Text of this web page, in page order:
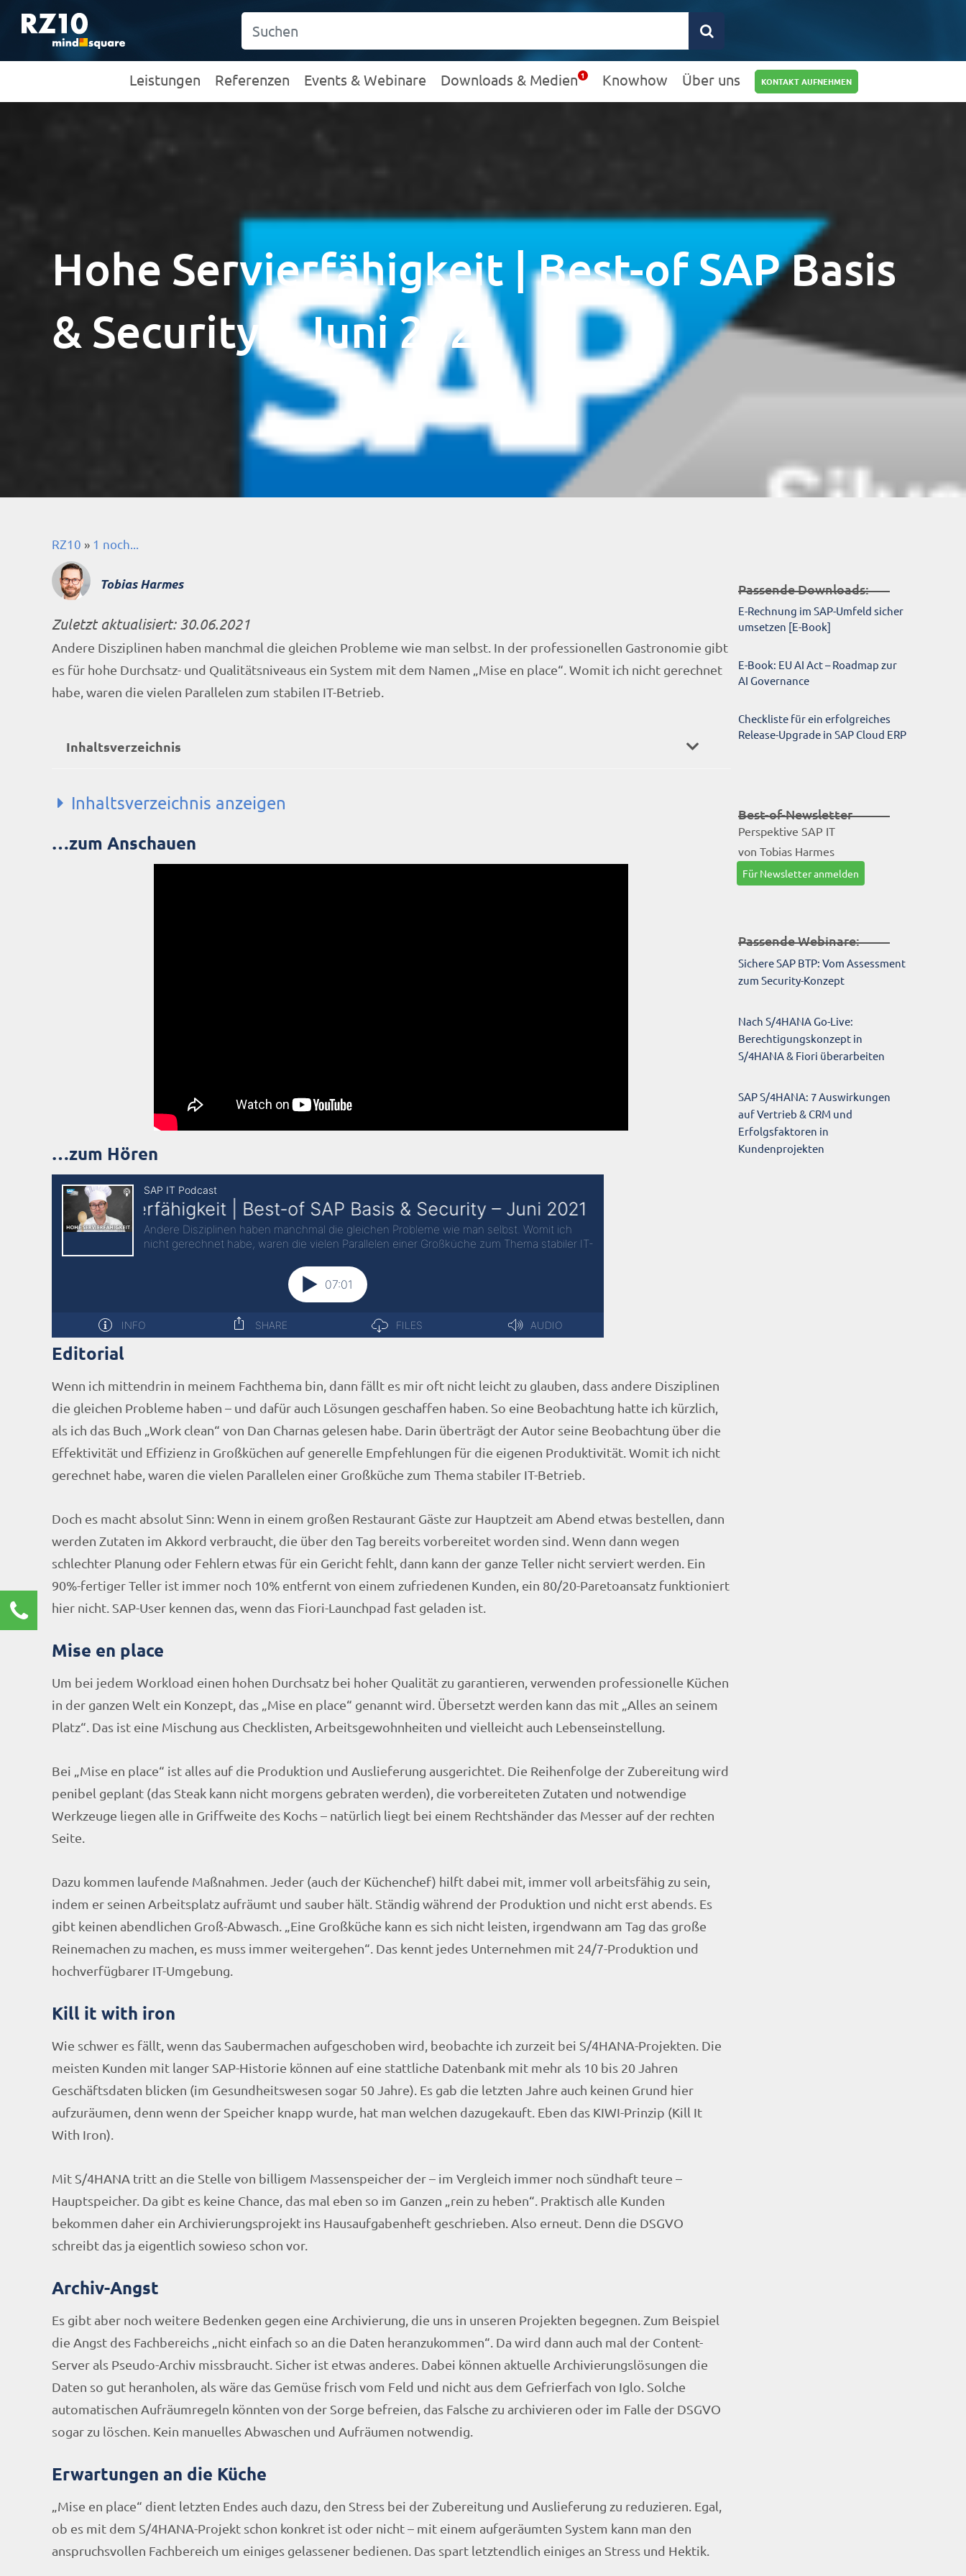
Leistungen Referenzen Events & Webinare Downloads & Medien Knowhow Über uns KONTAKT AUFNEHMEN
Hohe Servierfähigkeit | Best-of SAP Basis
& Security – Juni 2021
RZ10 » 1 noch...
Tobias Harmes
Zuletzt aktualisiert: 30.06.2021
Andere Disziplinen haben manchmal die gleichen Probleme wie man selbst. In der professionellen Gastronomie gibt
es für hohe Durchsatz- und Qualitätsniveaus ein System mit dem Namen „Mise en place“. Womit ich nicht gerechnet
habe, waren die vielen Parallelen zum stabilen IT-Betrieb.
Inhaltsverzeichnis
Inhaltsverzeichnis anzeigen
...zum Anschauen
…zum Anschauen
…zum Hören
Editorial
Wenn ich mittendrin in meinem Fachthema bin, dann fällt es mir oft nicht leicht zu glauben, dass andere Disziplinen
die gleichen Probleme haben – und dafür auch Lösungen geschaffen haben. So eine Beobachtung hatte ich kürzlich,
als ich das Buch „Work clean“ von Dan Charnas gelesen habe. Darin überträgt der Autor seine Beobachtung über die
Effektivität und Effizienz in Großküchen auf generelle Empfehlungen für die eigenen Produktivität. Womit ich nicht
gerechnet habe, waren die vielen Parallelen einer Großküche zum Thema stabiler IT-Betrieb.
Doch es macht absolut Sinn: Wenn in einem großen Restaurant Gäste zur Hauptzeit am Abend etwas bestellen, dann
werden Zutaten im Akkord verbraucht, die über den Tag bereits vorbereitet worden sind. Wenn dann wegen
schlechter Planung oder Fehlern etwas für ein Gericht fehlt, dann kann der ganze Teller nicht serviert werden. Ein
90%-fertiger Teller ist immer noch 10% entfernt von einem zufriedenen Kunden, ein 80/20-Paretoansatz funktioniert
hier nicht. SAP-User kennen das, wenn das Fiori-Launchpad fast geladen ist.
Mise en place
Um bei jedem Workload einen hohen Durchsatz bei hoher Qualität zu garantieren, verwenden professionelle Küchen
in der ganzen Welt ein Konzept, das „Mise en place“ genannt wird. Übersetzt werden kann das mit „Alles an seinem
Platz“. Das ist eine Mischung aus Checklisten, Arbeitsgewohnheiten und vielleicht auch Lebenseinstellung.
Bei „Mise en place“ ist alles auf die Produktion und Auslieferung ausgerichtet. Die Reihenfolge der Zubereitung wird
penibel geplant (das Steak kann nicht morgens gebraten werden), die vorbereiteten Zutaten und notwendige
Werkzeuge liegen alle in Griffweite des Kochs – natürlich liegt bei einem Rechtshänder das Messer auf der rechten
Seite.
Dazu kommen laufende Maßnahmen. Jeder (auch der Küchenchef) hilft dabei mit, immer voll arbeitsfähig zu sein,
indem er seinen Arbeitsplatz aufräumt und sauber hält. Ständig während der Produktion und nicht erst abends. Es
gibt keinen abendlichen Groß-Abwasch. „Eine Großküche kann es sich nicht leisten, irgendwann am Tag das große
Reinemachen zu machen, es muss immer weitergehen“. Das kennt jedes Unternehmen mit 24/7-Produktion und
hochverfügbarer IT-Umgebung.
Kill it with iron
Wie schwer es fällt, wenn das Saubermachen aufgeschoben wird, beobachte ich zurzeit bei S/4HANA-Projekten. Die
meisten Kunden mit langer SAP-Historie können auf eine stattliche Datenbank mit mehr als 10 bis 20 Jahren
Geschäftsdaten blicken (im Gesundheitswesen sogar 50 Jahre). Es gab die letzten Jahre auch keinen Grund hier
aufzuräumen, denn wenn der Speicher knapp wurde, hat man welchen dazugekauft. Eben das KIWI-Prinzip (Kill It
With Iron).
Mit S/4HANA tritt an die Stelle von billigem Massenspeicher der – im Vergleich immer noch sündhaft teure –
Hauptspeicher. Da gibt es keine Chance, das mal eben so im Ganzen „rein zu heben“. Praktisch alle Kunden
bekommen daher ein Archivierungsprojekt ins Hausaufgabenheft geschrieben. Also erneut. Denn die DSGVO
schreibt das ja eigentlich sowieso schon vor.
Archiv-Angst
Es gibt aber noch weitere Bedenken gegen eine Archivierung, die uns in unseren Projekten begegnen. Zum Beispiel
die Angst des Fachbereichs „nicht einfach so an die Daten heranzukommen“. Da wird dann auch mal der Content-
Server als Pseudo-Archiv missbraucht. Sicher ist etwas anderes. Dabei können aktuelle Archivierungslösungen die
Daten so gut heranholen, als wäre das Gemüse frisch vom Feld und nicht aus dem Gefrierfach von Iglo. Solche
automatischen Aufräumregeln könnten von der Sorge befreien, das Falsche zu archivieren oder im Falle der DSGVO
sogar zu löschen. Kein manuelles Abwaschen und Aufräumen notwendig.
Erwartungen an die Küche
„Mise en place“ dient letzten Endes auch dazu, den Stress bei der Zubereitung und Auslieferung zu reduzieren. Egal,
ob es mit dem S/4HANA-Projekt schon konkret ist oder nicht – mit einem aufgeräumten System kann man den
anspruchsvollen Fachbereich um einiges gelassener bedienen. Das spart letztendlich einiges an Stress und Hektik.
Passende Downloads:
E-Rechnung im SAP-Umfeld sicher
umsetzen [E-Book]
E-Book: EU AI Act – Roadmap zur
AI Governance
Checkliste für ein erfolgreiches
Release-Upgrade in SAP Cloud ERP
Best-of-Newsletter
Perspektive SAP IT
von Tobias Harmes
Für Newsletter anmelden
Passende Webinare:
Sichere SAP BTP: Vom Assessment
zum Security-Konzept
Nach S/4HANA Go-Live:
Berechtigungskonzept in
S/4HANA & Fiori überarbeiten
SAP S/4HANA: 7 Auswirkungen
auf Vertrieb & CRM und
Erfolgsfaktoren in
Kundenprojekten
Kontaktieren Sie uns!
Kundenservice
0211 9462 8572-25
renate.burg@rz10.de
Ihre Anfrage